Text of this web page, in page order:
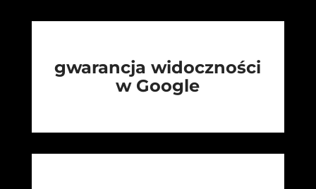
gwarancja widoczności
w Google